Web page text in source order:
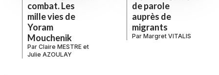
combat. Les
mille vies de
Yoram
Mouchenik
Par Claire MESTRE et
Julie AZOULAY
de parole
auprès de
migrants
Par Margret VITALIS